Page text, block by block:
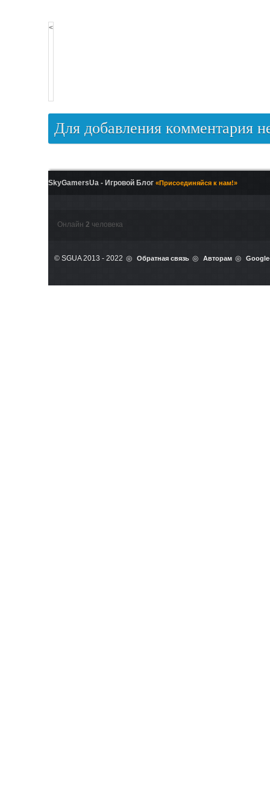
<
Для добавления комментария
SkyGamersUa - Игровой Блог «Присоединяйся к нам!»
Онлайн 2 человека
© SGUA 2013 - 2022 Обратная связь Авторам